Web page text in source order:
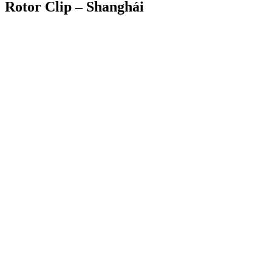
Rotor Clip – Shanghái